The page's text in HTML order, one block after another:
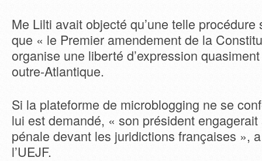
Me Lilti avait objecté qu’une telle
que « le Premier amendement de la
organise une liberté d’expression
outre-Atlantique.
Si la plateforme de microblogging ne se
lui est demandé, « son président
pénale devant les juridictions françaises »,
l’UEJF.